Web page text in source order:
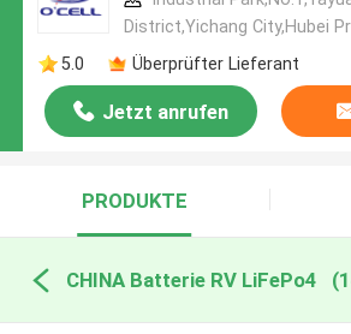
District,Yichang City,Hubei
5.0
Überprüfter Lieferant
Jetzt anrufen
PRODUKTE
CHINA Batterie RV LiFePo4